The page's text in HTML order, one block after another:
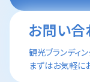
お問い合
観光ブランディ
まずはお気軽に